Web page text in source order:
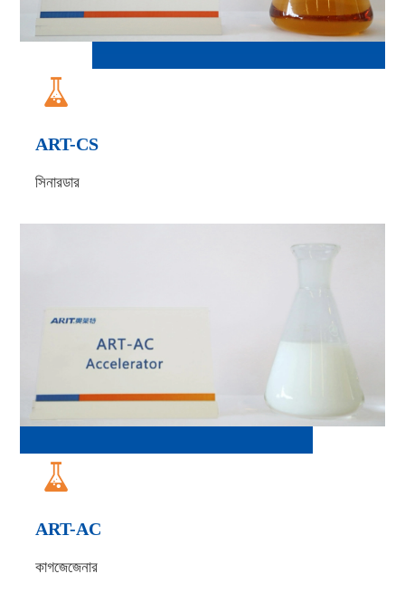

ART-CS
সিনারডার

ART-AC
কাগজেজেনার